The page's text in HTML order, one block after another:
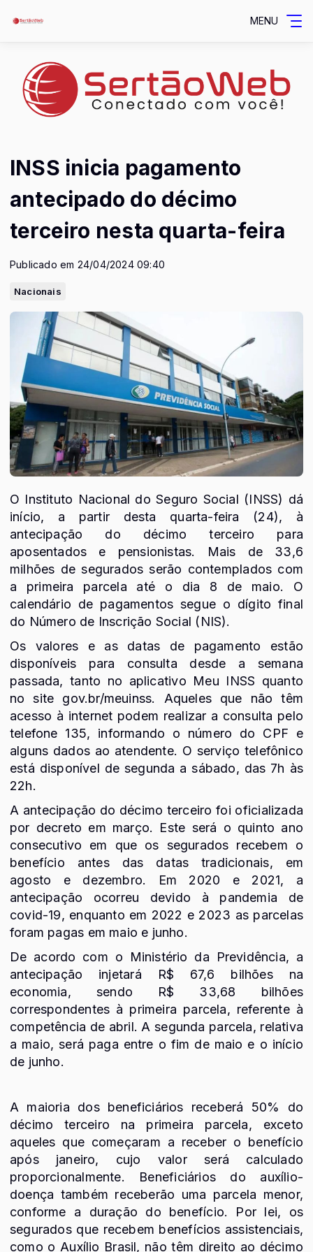
MENU
INSS inicia pagamento
antecipado do décimo
terceiro nesta quarta-feira
Publicado em 24/04/2024 09:40
Nacionais
O Instituto Nacional do Seguro Social (INSS) dá
início, a partir desta quarta-feira (24), à
antecipação do décimo terceiro para
aposentados e pensionistas. Mais de 33,6
milhões de segurados serão contemplados com
a primeira parcela até o dia 8 de maio. O
calendário de pagamentos segue o dígito final
do Número de Inscrição Social (NIS).
Os valores e as datas de pagamento estão
disponíveis para consulta desde a semana
passada, tanto no aplicativo Meu INSS quanto
no site gov.br/meuinss. Aqueles que não têm
acesso à internet podem realizar a consulta pelo
telefone 135, informando o número do CPF e
alguns dados ao atendente. O serviço telefônico
está disponível de segunda a sábado, das 7h às
22h.
A antecipação do décimo terceiro foi oficializada
por decreto em março. Este será o quinto ano
consecutivo em que os segurados recebem o
benefício antes das datas tradicionais, em
agosto e dezembro. Em 2020 e 2021, a
antecipação ocorreu devido à pandemia de
covid-19, enquanto em 2022 e 2023 as parcelas
foram pagas em maio e junho.
De acordo com o Ministério da Previdência, a
antecipação injetará R$ 67,6 bilhões na
economia, sendo R$ 33,68 bilhões
correspondentes à primeira parcela, referente à
competência de abril. A segunda parcela, relativa
a maio, será paga entre o fim de maio e o início
de junho.
A maioria dos beneficiários receberá 50% do
décimo terceiro na primeira parcela, exceto
aqueles que começaram a receber o benefício
após janeiro, cujo valor será calculado
proporcionalmente. Beneficiários do auxílio-
doença também receberão uma parcela menor,
conforme a duração do benefício. Por lei, os
segurados que recebem benefícios assistenciais,
como o Auxílio Brasil, não têm direito ao décimo